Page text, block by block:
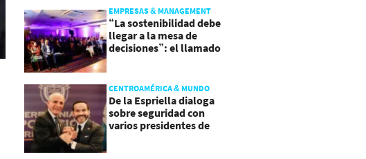
EMPRESAS & MANAGEMENT
“La sostenibilidad debe
llegar a la mesa de
decisiones”: el llamado
CENTROAMÉRICA & MUNDO
De la Espriella dialoga
sobre seguridad con
varios presidentes de